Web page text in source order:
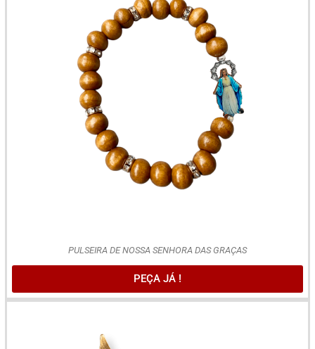
PULSEIRA DE NOSSA SENHORA DAS GRAÇAS
PEÇA JÁ !